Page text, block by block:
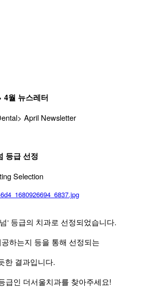
4월 뉴스레터
April Newsletter
등급 선정
Selection
‘ 등급의 치과로 선정되었습니다.
하는지 등을 통해 선정되는
한 결과입니다.
급인 더서울치과를 찾아주세요!